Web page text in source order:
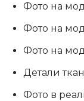
Фото на
Фото на
Фото на
Детали
Фото в